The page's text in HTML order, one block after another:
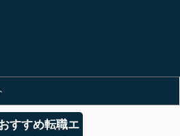
すすめ転職エ